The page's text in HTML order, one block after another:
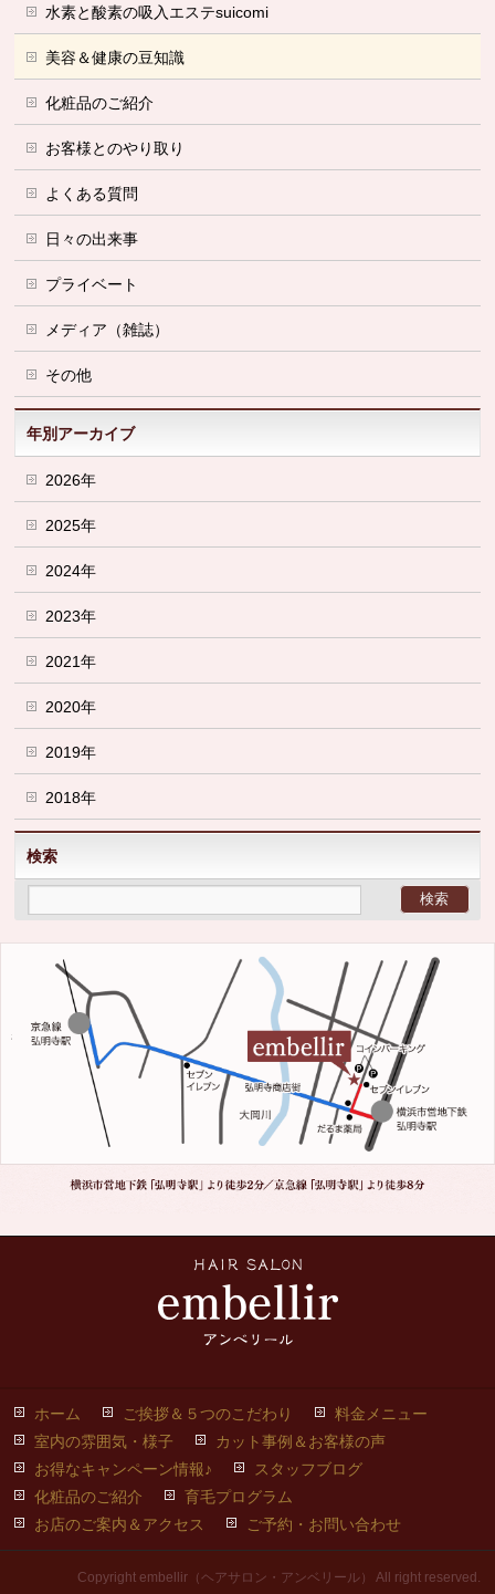
水素と酸素の吸入エステsuicomi
美容＆健康の豆知識
化粧品のご紹介
お客様とのやり取り
よくある質問
日々の出来事
プライベート
メディア（雑誌）
その他
年別アーカイブ
2026年
2025年
2024年
2023年
2021年
2020年
2019年
2018年
検索
ホーム ご挨拶＆５つのこだわり
料金メニュー
室内の雰囲気・様子
カット事例＆お客様の声
お得なキャンペーン情報♪
スタッフブログ
化粧品のご紹介
育毛プログラム
お店のご案内＆アクセス
ご予約・お問い合わせ
Copyright embellir（ヘアサロン・アンベリール） All right reserved.